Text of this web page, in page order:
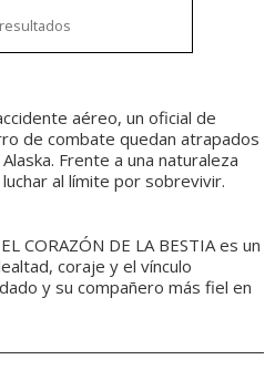
aéreo, un oficial de
de combate quedan atrapados
Frente a una naturaleza
al límite por sobrevivir.
CORAZÓN DE LA BESTIA es un
coraje y el vínculo
y su compañero más fiel en